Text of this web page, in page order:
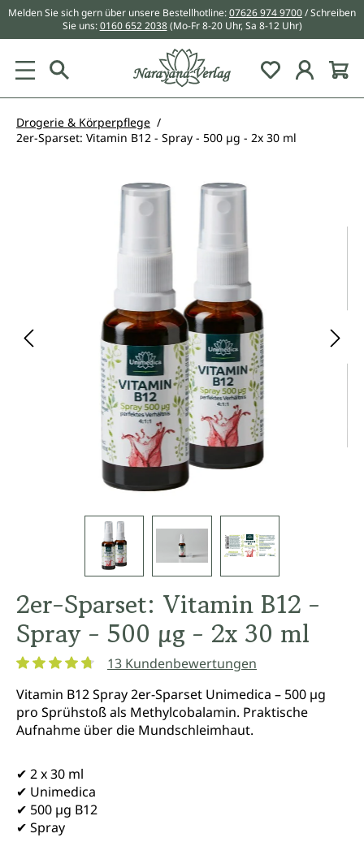
springen
Melden Sie sich gern über unsere Bestellhotline:07626 974 9700/ Schreiben
Sie uns:0160 652 2038 (Mo-Fr 8-20 Uhr, Sa 8-12 Uhr)
Du hast 0
Drogerie & Körperpflege
2er-Sparset: Vitamin B12 - Spray - 500 µg - 2x 30 ml
Bildergalerie überspringen
2er-Sparset: Vitamin B12 -
Spray - 500 µg - 2x 30 ml
13 Kundenbewertungen
Vitamin B12 Spray 2er-Sparset Unimedica – 500 µg
pro Sprühstoß als Methylcobalamin. Praktische
Aufnahme über die Mundschleimhaut.
✔ 2 x 30 ml
✔ Unimedica
✔ 500 µg B12
✔ Spray